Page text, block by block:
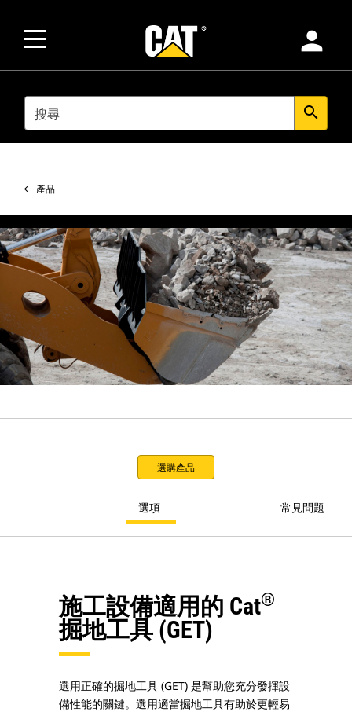
person
SEARCH search
產品
選購產品
選項 常見問題
施工設備適用的 Cat®
掘地工具 (GET)
選用正確的掘地工具 (GET) 是幫助您充分發揮設
備性能的關鍵。選用適當掘地工具有助於更輕易